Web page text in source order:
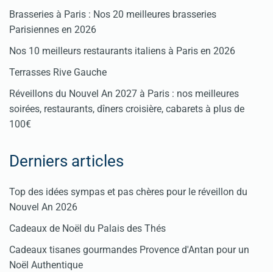
Brasseries à Paris : Nos 20 meilleures brasseries
Parisiennes en 2026
Nos 10 meilleurs restaurants italiens à Paris en 2026
Terrasses Rive Gauche
Réveillons du Nouvel An 2027 à Paris : nos meilleures
soirées, restaurants, dîners croisière, cabarets à plus de
100€
Derniers articles
Top des idées sympas et pas chères pour le réveillon du
Nouvel An 2026
Cadeaux de Noël du Palais des Thés
Cadeaux tisanes gourmandes Provence d'Antan pour un
Noël Authentique